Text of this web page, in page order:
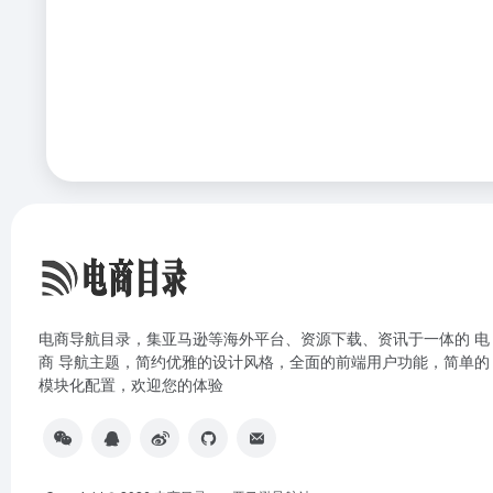
电商导航目录，集亚马逊等海外平台、资源下载、资讯于一体的 电
商 导航主题，简约优雅的设计风格，全面的前端用户功能，简单的
模块化配置，欢迎您的体验